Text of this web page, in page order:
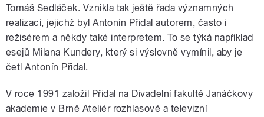
Tomáš Sedláček. Vznikla tak ještě řada významných
realizací, jejichž byl Antonín Přidal autorem, často i
režisérem a někdy také interpretem. To se týká například
esejů Milana Kundery, který si výslovně vymínil, aby je
četl Antonín Přidal.
V roce 1991 založil Přidal na Divadelní fakultě Janáčkovy
akademie v Brně Ateliér rozhlasové a televizní